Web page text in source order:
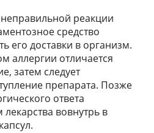
реакции
средство
его доставки в организм.
аллергии отличается
затем следует
препарата. Позже
ответа
вовнутрь в